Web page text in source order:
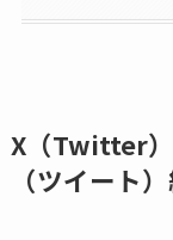
X（Twitter）
（ツイート